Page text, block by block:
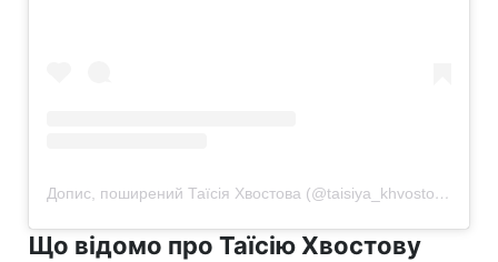
Допис, поширений Таїсія Хвостова (@taisiya_khvostova)
Що відомо про Таїсію Хвостову